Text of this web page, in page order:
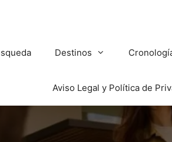
Destinos
Aviso Legal y Política de